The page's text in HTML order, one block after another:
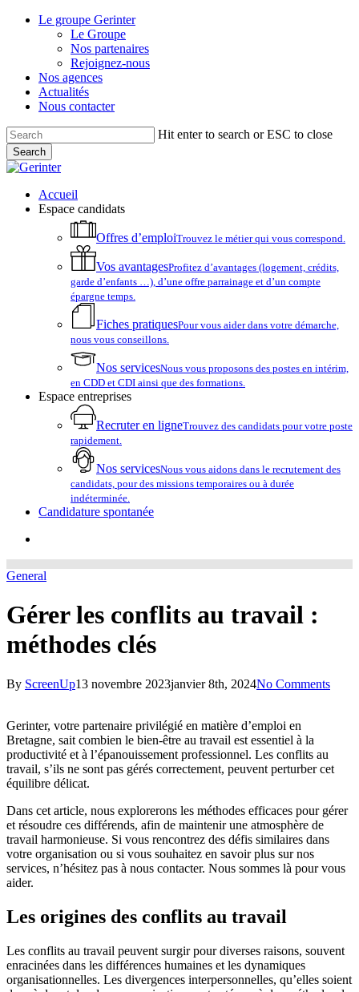
Skip
Le groupe Gerinter
Le Groupe
Nos partenaires
Rejoignez-nous
Nos agences
Actualités
Nous contacter
Hit enter to search or ESC to close
Search
Close
account
Menu
Accueil
Espace candidats
Offres d’emploiTrouvez le métier qui vous correspond.
Vos avantagesProfitez d’avantages (logement, crédits,
garde d’enfants …), d’une offre parrainage et d’un compte
épargne temps.
Fiches pratiquesPour vous aider dans votre démarche,
nous vous conseillons.
Nos servicesNous vous proposons des postes en intérim,
en CDD et CDI ainsi que des formations.
Espace entreprises
Recruter en ligneTrouvez des candidats pour votre poste
rapidement.
Nos servicesNous vous aidons dans le recrutement des
candidats, pour des missions temporaires ou à durée
indéterminée.
Candidature spontanée
General
Gérer les conflits au travail :
méthodes clés
By ScreenUp13 novembre 2023janvier 8th, 2024No Comments
Gerinter, votre partenaire privilégié en matière d’emploi en
Bretagne, sait combien le bien-être au travail est essentiel à la
productivité et à l’épanouissement professionnel. Les conflits au
travail, s’ils ne sont pas gérés correctement, peuvent perturber cet
équilibre délicat.
Dans cet article, nous explorerons les méthodes efficaces pour gérer
et résoudre ces différends, afin de maintenir une atmosphère de
travail harmonieuse. Si vous rencontrez des défis similaires dans
votre organisation ou si vous souhaitez en savoir plus sur nos
services, n’hésitez pas à nous contacter. Nous sommes là pour vous
aider.
Les origines des conflits au travail
Les conflits au travail peuvent surgir pour diverses raisons, souvent
enracinées dans les différences humaines et les dynamiques
organisationnelles. Les divergences interpersonnelles, qu’elles soient